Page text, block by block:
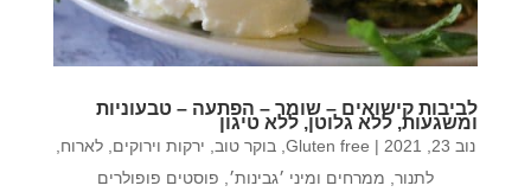
לביבות קישואים – שומר – הפתעה – טבעוניות
ומשגעות, ללא גלוטן, ללא טיגון
נוב 23, 2021 |
Gluten free בוקר טוב ירקות וירוקים לארוח
לתנור ממרחים ומיני ׳גבינות׳ פוסטים פופולרים